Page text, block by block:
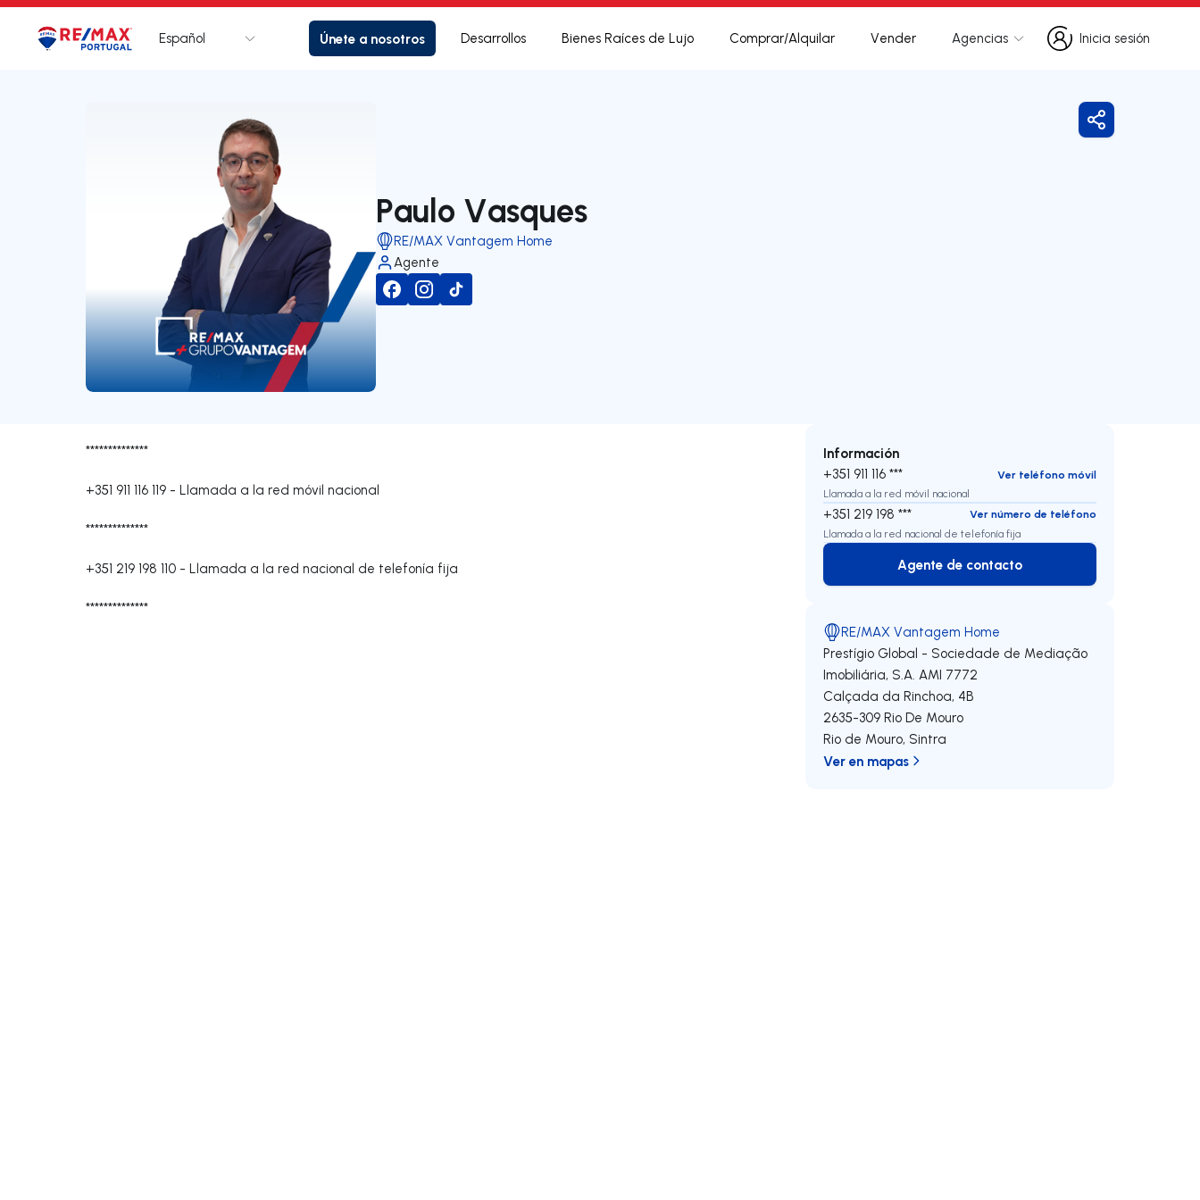
LogotipoIr a la página de inicio
Español Únete a nosotros Desarrollos Bienes Raíces de Lujo Comprar/Alquilar Vender Agencias
Inicia sesión
Inicia sesión
Paulo Vasques
RE/MAX Vantagem Home
Agente
Compartir
**************
+351 911 116 119 - Llamada a la red móvil nacional
**************
+351 219 198 110 - Llamada a la red nacional de telefonía fija
**************
Información
+351 911 116 ***
Ver teléfono móvil
Llamada a la red móvil nacional
+351 219 198 ***
Ver número de teléfono
Llamada a la red nacional de telefonía fija
Agente de contacto
Agente de contacto
RE/MAX Vantagem Home
Prestígio Global - Sociedade de Mediação
Imobiliária, S.A. AMI 7772
Calçada da Rinchoa, 4B
2635-309 Rio De Mouro
Rio de Mouro, Sintra
Ver en mapas